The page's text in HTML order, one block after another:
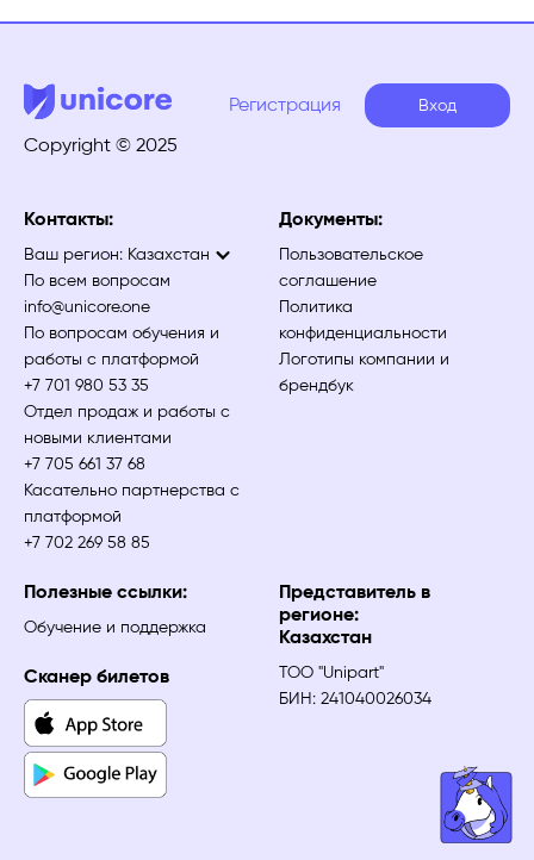
Copyright © 2025
Регистрация Вход
Контакты:
Ваш регион: Казахстан
По всем вопросам
info@unicore.one
По вопросам обучения и
работы с платформой
+7 701 980 53 35
Отдел продаж и работы с
новыми клиентами
+7 705 661 37 68
Касательно партнерства с
платформой
+7 702 269 58 85
Документы:
Пользовательское
соглашение
Политика
конфиденциальности
Логотипы компании и
брендбук
Полезные ссылки:
Обучение и поддержка
Сканер билетов
Представитель в
регионе:
Казахстан
ТОО "Unipart"
БИН: 241040026034